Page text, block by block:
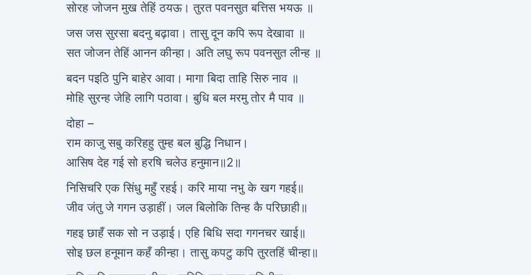
सोरह जोजन मुख तेहिं ठयऊ। तुरत पवनसुत बत्तिस भयऊ ॥
जस जस सुरसा बदनु बढ़ावा। तासु दून कपि रूप देखावा ॥
सत जोजन तेहिं आनन कीन्हा। अति लघु रूप पवनसुत लीन्ह ॥
बदन पइठि पुनि बाहेर आवा। मागा बिदा ताहि सिरु नाव ॥
मोहि सुरन्ह जेहि लागि पठावा। बुधि बल मरमु तोर मै पाव ॥
दोहा –
राम काजु सबु करिहहु तुम्ह बल बुद्धि निधान।
आसिष देह गई सो हरषि चलेउ हनुमान॥2॥
निसिचरि एक सिंधु महुँ रहई। करि माया नभु के खग गहई॥
जीव जंतु जे गगन उड़ाहीं। जल बिलोकि तिन्ह कै परिछाही॥
गहइ छाहँ सक सो न उड़ाई। एहि बिधि सदा गगनचर खाई॥
सोइ छल हनूमान कहँ कीन्हा। तासु कपटु कपि तुरतहिं चीन्हा॥